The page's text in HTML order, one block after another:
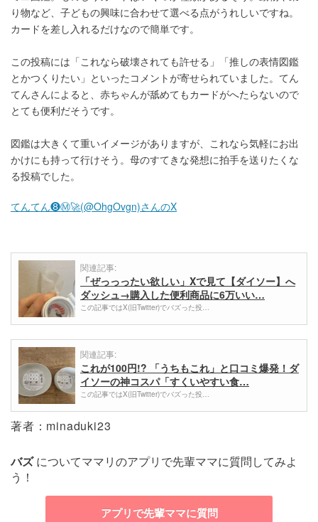
り物など、子どもの興味に合わせて選べる点がうれしいですね。
カードを差し入れるだけなので簡単です。
この投稿には「これなら破壊されても許せる」「推しの表情図鑑
とかつくりたい」といったコメントが寄せられていました。てん
てんさんによると、赤ちゃんが舐めてもカードがへたらないので
とても便利だそうです。
図鑑は大きくて重いイメージがありますが、これなら気軽にお出
かけにも持って行けそう。母のすてきな発想に拍手を送りたくな
る投稿でした。
てんてん❽Ⓜ︎🚀(@OhgOvgn)さんのX
関連記事:
「ぜっっったい欲しい」Xで見て【ダイソー】へ
ダッシュ→購入した便利商品に6万いい…
この記事ではX(旧Twitter)でバズった投…
関連記事:
これが100円!? 「うちもこれ」と口コミ爆発！ダ
イソーの神コスパ「すくいやすい食…
この記事ではX(旧Twitter)でバズった投…
著者：minaduki23
バズについてママリのアプリで先輩ママに質問してみよ
う！
アプリで先輩ママに質問